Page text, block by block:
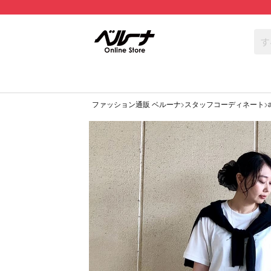
ファッション通販 ベルーナ スタッフコーディネート